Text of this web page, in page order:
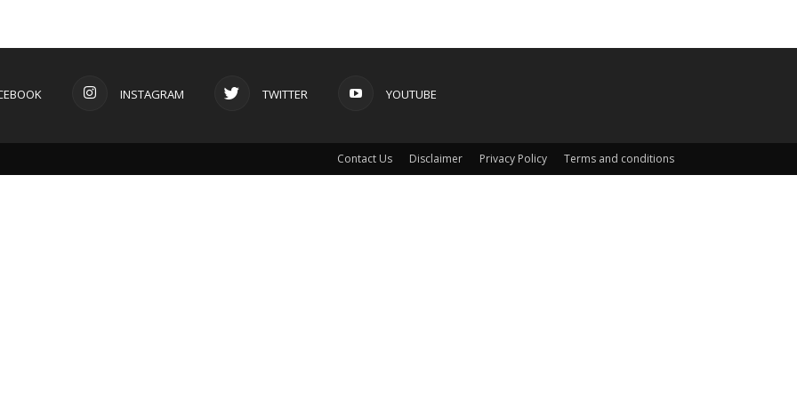
INSTAGRAM TWITTER YOUTUBE
Contact Us Disclaimer Privacy Policy Terms and conditions